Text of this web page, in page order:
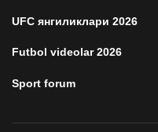
UFC янгиликлари 2026
Futbol videolar 2026
Sport forum